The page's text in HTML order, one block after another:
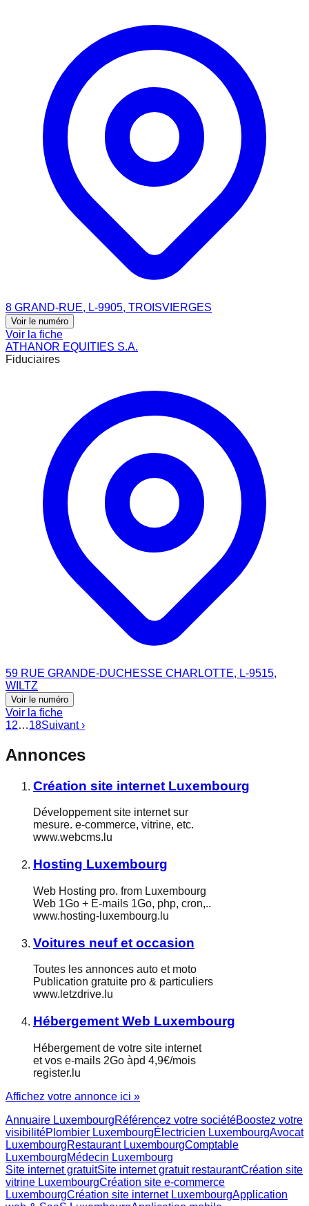
8 GRAND-RUE, L-9905, TROISVIERGES
Voir le numéro
Voir la fiche
ATHANOR EQUITIES S.A.
Fiduciaires
59 RUE GRANDE-DUCHESSE CHARLOTTE, L-9515,
WILTZ
Voir le numéro
Voir la fiche
12…18Suivant ›
Annonces
Création site internet Luxembourg
Développement site internet sur
mesure. e-commerce, vitrine, etc.
www.webcms.lu
Hosting Luxembourg
Web Hosting pro. from Luxembourg
Web 1Go + E-mails 1Go, php, cron,..
www.hosting-luxembourg.lu
Voitures neuf et occasion
Toutes les annonces auto et moto
Publication gratuite pro & particuliers
www.letzdrive.lu
Hébergement Web Luxembourg
Hébergement de votre site internet
et vos e-mails 2Go àpd 4,9€/mois
register.lu
Affichez votre annonce ici »
Annuaire LuxembourgRéférencez votre sociétéBoostez votre
visibilitéPlombier LuxembourgÉlectricien LuxembourgAvocat
LuxembourgRestaurant LuxembourgComptable
LuxembourgMédecin Luxembourg
Site internet gratuitSite internet gratuit restaurantCréation site
vitrine LuxembourgCréation site e-commerce
LuxembourgCréation site internet LuxembourgApplication